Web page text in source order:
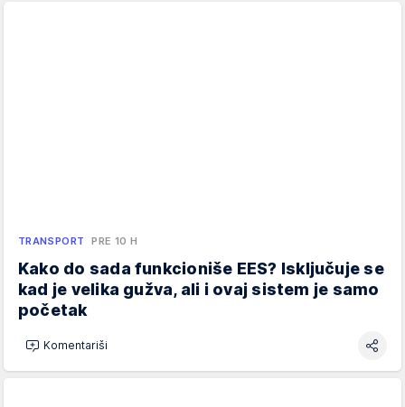
TRANSPORT PRE 10 H
Kako do sada funkcioniše EES? Isključuje se
kad je velika gužva, ali i ovaj sistem je samo
početak
Komentariši